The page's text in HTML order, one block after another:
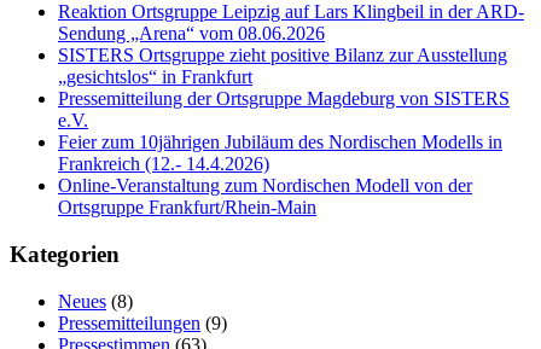
Reaktion Ortsgruppe Leipzig auf Lars Klingbeil in der ARD-
Sendung „Arena“ vom 08.06.2026
SISTERS Ortsgruppe zieht positive Bilanz zur Ausstellung
„gesichtslos“ in Frankfurt
Pressemitteilung der Ortsgruppe Magdeburg von SISTERS
e.V.
Feier zum 10jährigen Jubiläum des Nordischen Modells in
Frankreich (12.- 14.4.2026)
Online-Veranstaltung zum Nordischen Modell von der
Ortsgruppe Frankfurt/Rhein-Main
Kategorien
Neues (8)
Pressemitteilungen (9)
Pressestimmen (63)